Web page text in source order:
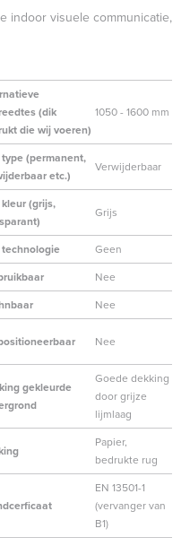
indoor visuele communicatie,
(dik
die wij voeren)
1050 - 1600 mm
(permanent,
etc.)
Verwijderbaar
(grijs,
Grijs
technologie
Geen
Nee
Nee
Nee
gekleurde
Goede dekking
door grijze
lijmlaag
Papier,
bedrukte rug
EN 13501-1
(vervanger van
B1)